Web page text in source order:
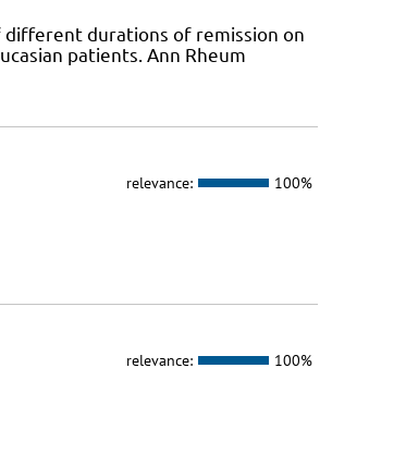
durations of remission on
patients. Ann Rheum
relevance: 100%
relevance: 100%